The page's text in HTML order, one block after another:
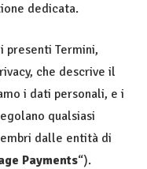
dedicata.
Termini,
che descrive il
i dati personali, e i
qualsiasi
dalle entità di
Payments“).